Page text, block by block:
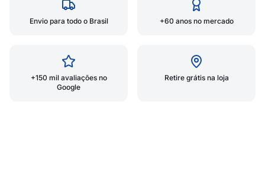
Envio para todo o Brasil +60 anos no mercado
+150 mil avaliações no
Google
Retire grátis na loja